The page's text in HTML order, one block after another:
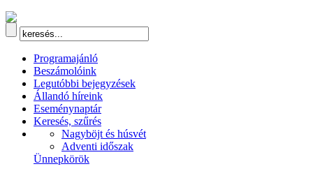
Programajánló
Beszámolóink
Legutóbbi bejegyzések
Állandó híreink
Eseménynaptár
Keresés, szűrés
Nagyböjt és húsvét
Adventi időszak
Ünnepkörök